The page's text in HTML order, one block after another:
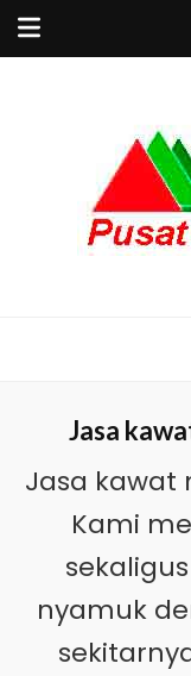
Jasa
Jasa kawat
Kami
nyamuk